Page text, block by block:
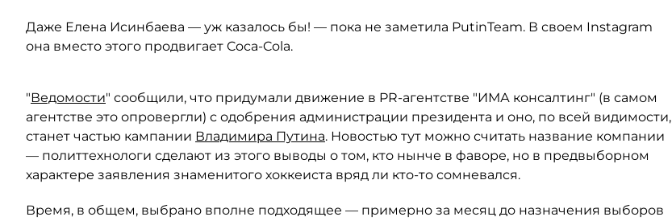
Даже Елена Исинбаева — уж казалось бы! — пока не заметила PutinTeam. В своем Instagram
она вместо этого продвигает Coca-Cola.
"Ведомости" сообщили, что придумали движение в PR-агентстве "ИМА консалтинг" (в самом
агентстве это опровергли) с одобрения администрации президента и оно, по всей видимости,
станет частью кампании Владимира Путина. Новостью тут можно считать название компании
— политтехнологи сделают из этого выводы о том, кто нынче в фаворе, но в предвыборном
характере заявления знаменитого хоккеиста вряд ли кто-то сомневался.
Время, в общем, выбрано вполне подходящее — примерно за месяц до назначения выборов